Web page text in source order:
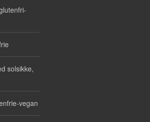
solsikke,
vegan